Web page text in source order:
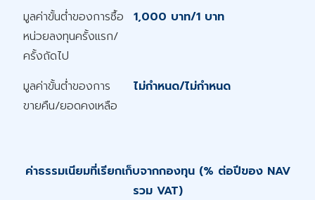
มูลค่าขั้นต่ำของการซื้อ
หน่วยลงทุนครั้งแรก/
ครั้งถัดไป
1,000 บาท/1 บาท
มูลค่าขั้นต่ำของการ
ขายคืน/ยอดคงเหลือ
ไม่กำหนด/ไม่กำหนด
ค่าธรรมเนียมที่เรียกเก็บจากกองทุน (% ต่อปีของ NAV
รวม VAT)